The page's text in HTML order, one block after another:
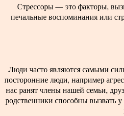
Стрессоры — это факторы,
печальные воспоминания или
Люди часто являются самыми
посторонние люди, например
нас ранят члены нашей семьи,
родственники способны вызвать